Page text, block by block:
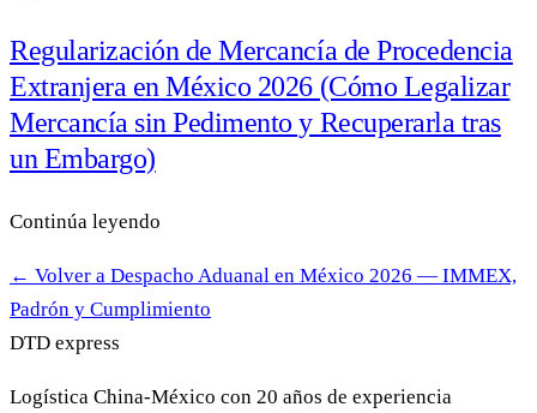
Regularización de Mercancía de Procedencia
Extranjera en México 2026 (Cómo Legalizar
Mercancía sin Pedimento y Recuperarla tras
un Embargo)
Continúa leyendo
← Volver a Despacho Aduanal en México 2026 — IMMEX,
Padrón y Cumplimiento
DTD express
Logística China-México con 20 años de experiencia